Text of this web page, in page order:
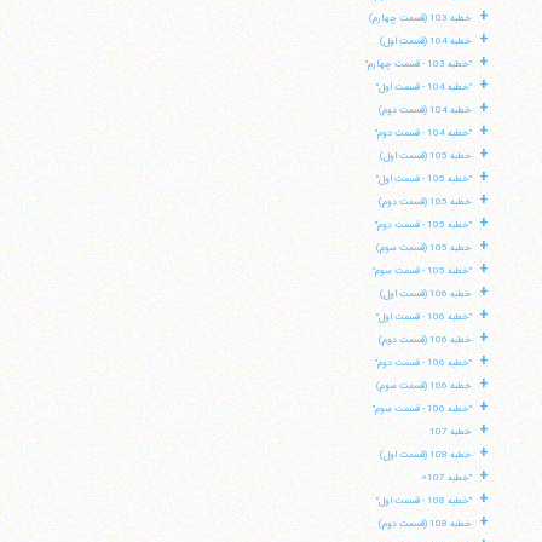
+ خطبه 103 (قسمت چهارم)
+ خطبه 104 (قسمت اول)
+ "خطبه 103 - قسمت چهارم"
+ "خطبه 104 - قسمت اول"
+ خطبه 104 (قسمت دوم)
+ "خطبه 104 - قسمت دوم"
+ خطبه 105 (قسمت اول)
+ "خطبه 105 - قسمت اول"
+ خطبه 105 (قسمت دوم)
+ "خطبه 105 - قسمت دوم"
+ خطبه 105 (قسمت سوم)
+ "خطبه 105 - قسمت سوم"
+ خطبه 106 (قسمت اول)
+ "خطبه 106 - قسمت اول"
+ خطبه 106 (قسمت دوم)
+ "خطبه 106 - قسمت دوم"
+ خطبه 106 (قسمت سوم)
+ "خطبه 106 - قسمت سوم"
+ خطبه 107
+ خطبه 108 (قسمت اول)
+ "خطبه 107»
+ "خطبه 108 - قسمت اول"
+ خطبه 108 (قسمت دوم)